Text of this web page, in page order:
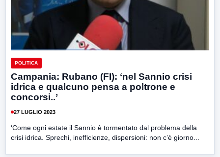
POLITICA
Campania: Rubano (FI): ‘nel Sannio crisi
idrica e qualcuno pensa a poltrone e
concorsi..’
27 LUGLIO 2023
‘Come ogni estate il Sannio è tormentato dal problema della
crisi idrica. Sprechi, inefficienze, dispersioni: non c’è giorno...